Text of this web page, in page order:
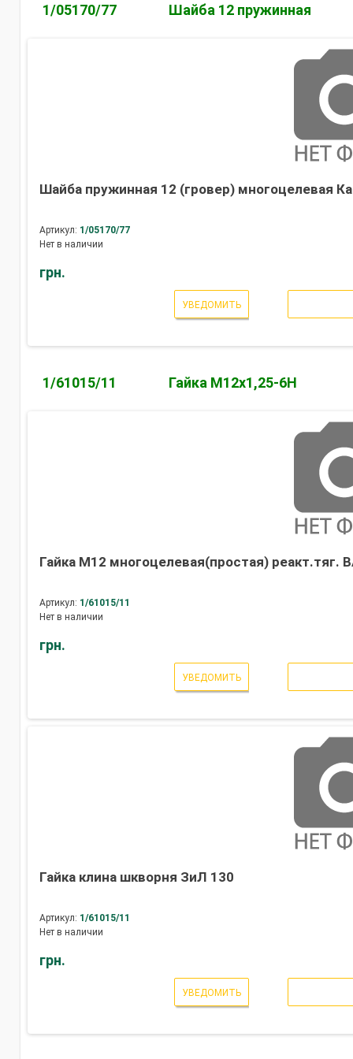
1/05170/77 Шайба 12 пружинная
Шайба пружинная 12 (гровер) многоцелевая
Артикул: 1/05170/77
Нет в наличии
грн.
УВЕДОМИТЬ
1/61015/11 Гайка М12х1,25-6Н
Гайка М12 многоцелевая(простая) реакт.тяг.
Артикул: 1/61015/11
Нет в наличии
грн.
УВЕДОМИТЬ
Гайка клина шкворня ЗиЛ 130
Артикул: 1/61015/11
Нет в наличии
грн.
УВЕДОМИТЬ